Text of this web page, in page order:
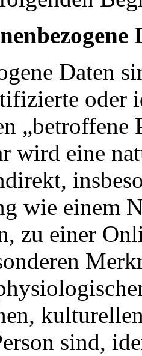
Daten
oder
„betroffene
wird eine
wie einem
zu einer
sind,